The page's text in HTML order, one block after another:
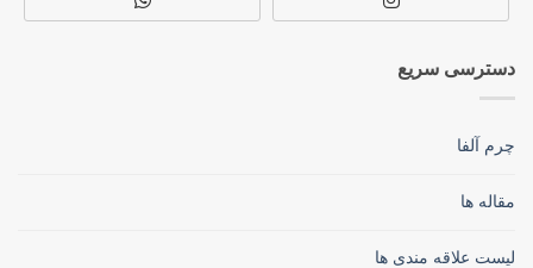
دسترسی سریع
چرم آلفا
مقاله ها
لیست علاقه مندی ها